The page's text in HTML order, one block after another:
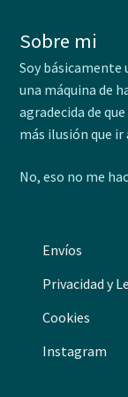
Sobre mi
Soy básicamente
una máquina de
agradecida de
más ilusión que ir
No, eso no me
Envíos
Privacidad y
Cookies
Instagram